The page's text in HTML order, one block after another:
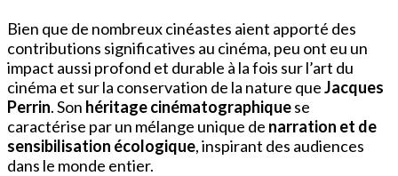
Bien que de nombreux cinéastes aient apporté des
contributions significatives au cinéma, peu ont eu un
impact aussi profond et durable à la fois sur l’art du
cinéma et sur la conservation de la nature queJacques
Perrin. Son héritage cinématographiquese
caractérise par un mélange unique de narration et de
sensibilisation écologique, inspirant des audiences
dans le monde entier.